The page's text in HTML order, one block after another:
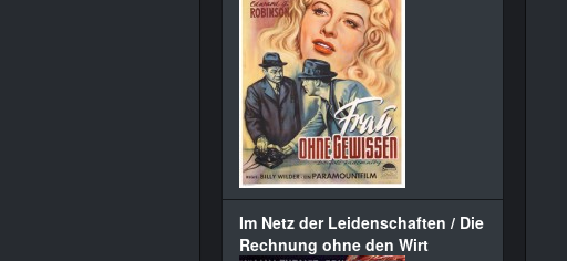
Im Netz der Leidenschaften / Die
Rechnung ohne den Wirt